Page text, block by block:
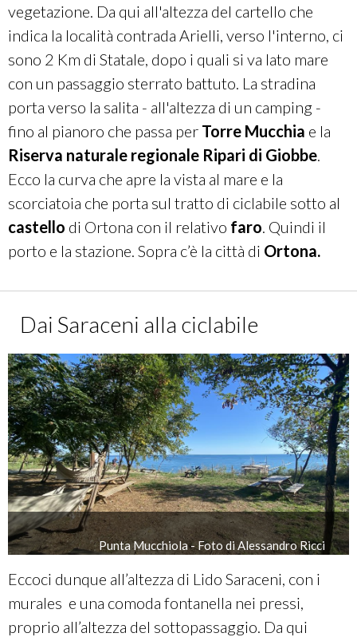
vegetazione. Da qui all'altezza del cartello che
indica la località contrada Arielli, verso l'interno, ci
sono 2 Km di Statale, dopo i quali si va lato mare
con un passaggio sterrato battuto. La stradina
porta verso la salita - all'altezza di un camping -
fino al pianoro che passa per Torre Mucchia e la
Riserva naturale regionale Ripari di Giobbe
Ecco la curva che apre la vista al mare e la
scorciatoia che porta sul tratto di ciclabile sotto al
castello di Ortona con il relativo faro . Quindi il
porto e la stazione. Sopra c’è la città di Ortona.
Dai Saraceni alla ciclabile
Punta Mucchiola - Foto di Alessandro Ricci
Eccoci dunque all’altezza di Lido Saraceni, con i
murales e una comoda fontanella nei pressi,
proprio all’altezza del sottopassaggio. Da qui